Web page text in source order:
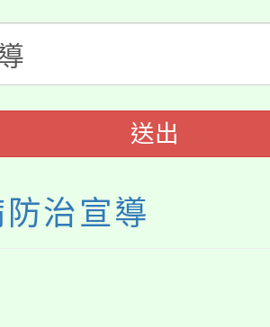
惠，詳情可洽有
增能研習
造教育及科技中
研習
生活教案入校路
食農教育專業人
送出
治宣導